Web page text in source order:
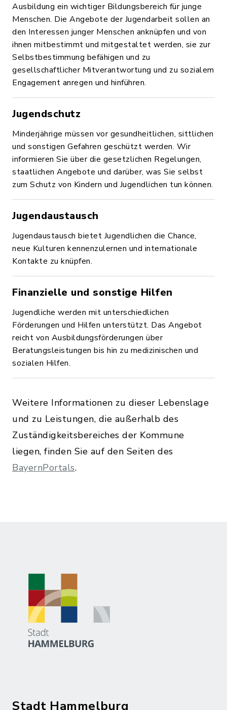
Ausbildung ein wichtiger Bildungsbereich für junge
Menschen. Die Angebote der Jugendarbeit sollen an
den Interessen junger Menschen anknüpfen und von
ihnen mitbestimmt und mitgestaltet werden, sie zur
Selbstbestimmung befähigen und zu
gesellschaftlicher Mitverantwortung und zu sozialem
Engagement anregen und hinführen.
Jugendschutz
Minderjährige müssen vor gesundheitlichen, sittlichen
und sonstigen Gefahren geschützt werden. Wir
informieren Sie über die gesetzlichen Regelungen,
staatlichen Angebote und darüber, was Sie selbst
zum Schutz von Kindern und Jugendlichen tun können.
Jugendaustausch
Jugendaustausch bietet Jugendlichen die Chance,
neue Kulturen kennenzulernen und internationale
Kontakte zu knüpfen.
Finanzielle und sonstige Hilfen
Jugendliche werden mit unterschiedlichen
Förderungen und Hilfen unterstützt. Das Angebot
reicht von Ausbildungsförderungen über
Beratungsleistungen bis hin zu medizinischen und
sozialen Hilfen.
Weitere Informationen zu dieser Lebenslage
und zu Leistungen, die außerhalb des
Zuständigkeitsbereiches der Kommune
liegen, finden Sie auf den Seiten des
BayernPortals.
Stadt Hammelburg